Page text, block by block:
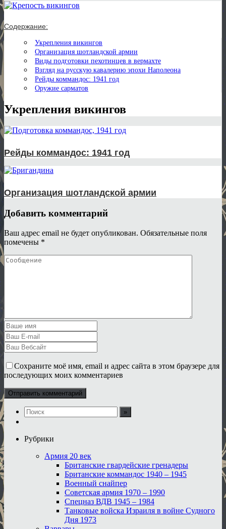
Содержание:
Укрепления викингов
Организация шотландской армии
Виды подготовки пехотинцев в вермахте
Взгляд на русскую кавалерию эпохи Наполеона
Рейды коммандос: 1941 год
Оружие сарматов
Укрепления викингов
Рейды коммандос: 1941 год
Организация шотландской армии
Добавить комментарий
Ваш адрес email не будет опубликован. Обязательные поля
помечены *
Сохраните моё имя, email и адрес сайта в этом браузере для
последующих моих комментариев
Рубрики
Армия 20 век
Британские гвардейские гренадеры
Британские коммандос 1940 – 1945
Военный снайпер
Советская армия 1970 – 1990
Спецназ ВДВ 1945 – 1984
Танковые войска Израиля в войне Судного
Дня 1973